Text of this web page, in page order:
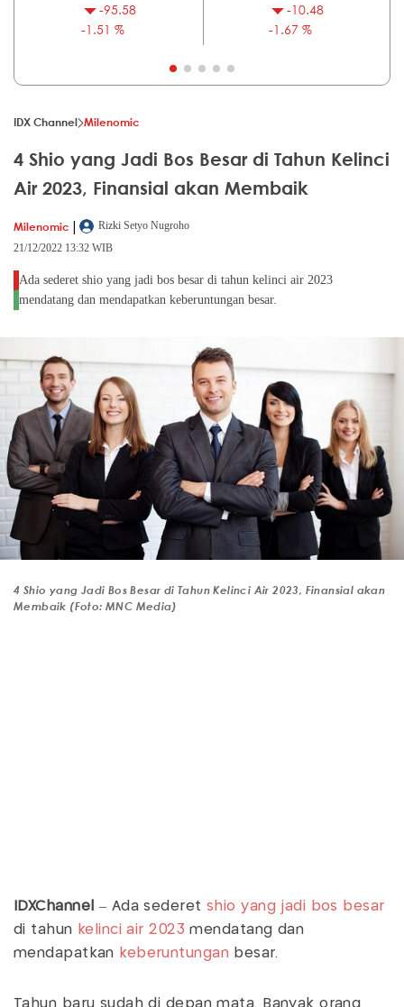
-95.58
-1.51 %
-10.48
-1.67 %
IDX Channel Milenomic
4 Shio yang Jadi Bos Besar di Tahun Kelinci
Air 2023, Finansial akan Membaik
Milenomic |
Rizki Setyo Nugroho
21/12/2022 13:32 WIB
Ada sederet shio yang jadi bos besar di tahun kelinci air 2023
mendatang dan mendapatkan keberuntungan besar.
4 Shio yang Jadi Bos Besar di Tahun Kelinci Air 2023, Finansial akan
Membaik (Foto: MNC Media)
IDXChannel – Ada sederetshio yang jadi bos besar
di tahun kelinci air 2023 mendatang dan
mendapatkan keberuntungan besar.
Tahun baru sudah di depan mata. Banyak orang